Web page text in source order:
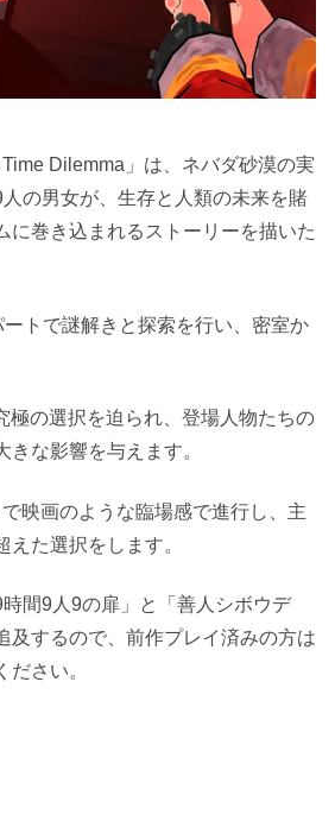
Time Dilemma」は、ネバダ砂漠の実
の男女が、生存と人類の未来を賭
に巻き込まれるストーリーを描いた
トで謎解きと探索を行い、密室か
極の選択を迫られ、登場人物たちの
な影響を与えます。
映画のような臨場感で進行し、主
えた選択をします。
間9人9の扉」と「善人シボウデ
及するので、前作プレイ済みの方は
ださい。